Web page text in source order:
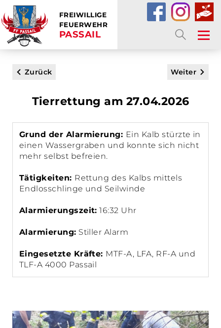
FREIWILLIGE
FEUERWEHR
PASSAIL
Zurück Weiter
Tierrettung am 27.04.2026
Grund der Alarmierung: Ein Kalb stürzte in
einen Wassergraben und konnte sich nicht
mehr selbst befreien.
Tätigkeiten: Rettung des Kalbs mittels
Endlosschlinge und Seilwinde
Alarmierungszeit: 16:32 Uhr
Alarmierung: Stiller Alarm
Eingesetzte Kräfte: MTF-A, LFA, RF-A und
TLF-A 4000 Passail